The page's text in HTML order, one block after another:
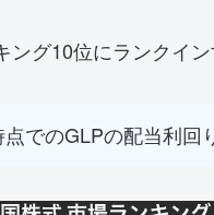
グ10位にランクイ
でのGLPの配当利回り